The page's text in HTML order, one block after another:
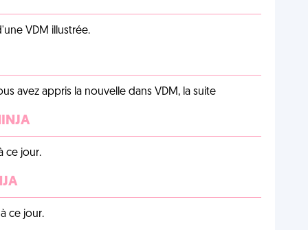
VDM illustrée.
avez appris la nouvelle dans VDM, la suite
ce jour.
ce jour.